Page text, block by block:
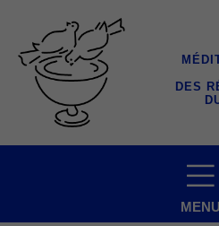
contenu
DES
MENU